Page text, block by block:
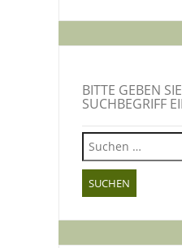
BITTE GEBEN
SUCHBEGRIFF
Suchen
nach: